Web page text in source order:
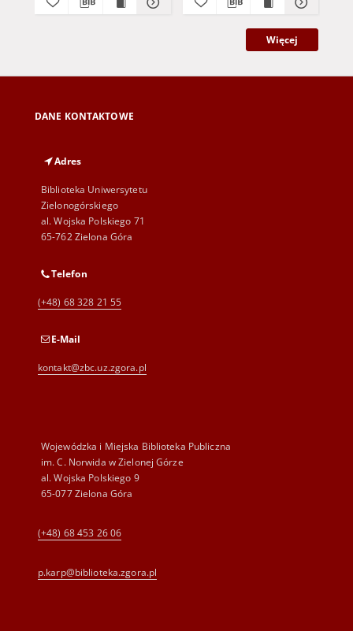
Więcej
DANE KONTAKTOWE
Adres
Biblioteka Uniwersytetu
Zielonogórskiego
al. Wojska Polskiego 71
65-762 Zielona Góra
Telefon
(+48) 68 328 21 55
E-Mail
kontakt@zbc.uz.zgora.pl
Wojewódzka i Miejska Biblioteka Publiczna
im. C. Norwida w Zielonej Górze
al. Wojska Polskiego 9
65-077 Zielona Góra
(+48) 68 453 26 06
p.karp@biblioteka.zgora.pl